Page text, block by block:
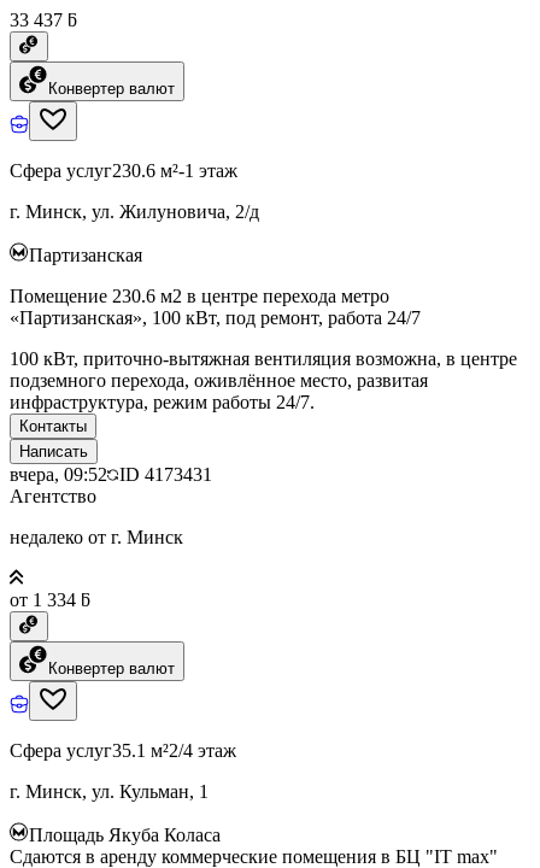
33 437 ƃ
Конвертер валют
Сфера услуг230.6 м²-1 этаж
г. Минск, ул. Жилуновича, 2/д
Партизанская
Помещение 230.6 м2 в центре перехода метро
«Партизанская», 100 кВт, под ремонт, работа 24/7
100 кВт, приточно-вытяжная вентиляция возможна, в центре
подземного перехода, оживлённое место, развитая
инфраструктура, режим работы 24/7.
Контакты
Написать
вчера, 09:52 ID 4173431
Агентство
недалеко от г. Минск
от 1 334 ƃ
Конвертер валют
Сфера услуг35.1 м²2/4 этаж
г. Минск, ул. Кульман, 1
Площадь Якуба Коласа
Сдаются в аренду коммерческие помещения в БЦ "IT max"